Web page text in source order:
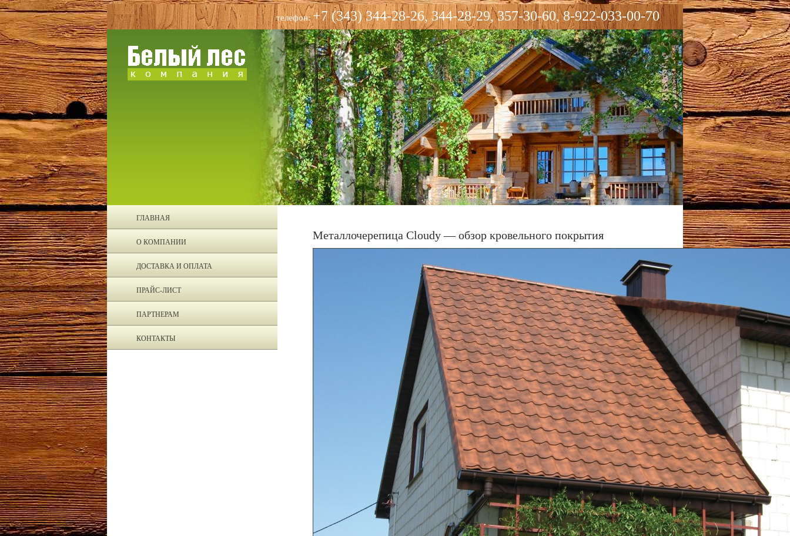
телефон:+7 (343) 344-28-26, 344-28-29, 357-30-60, 8-922-033-00-70
ГЛАВНАЯ
О КОМПАНИИ
ДОСТАВКА И ОПЛАТА
ПРАЙС-ЛИСТ
ПАРТНЕРАМ
КОНТАКТЫ
Металлочерепица Cloudy — обзор кровельного покрытия